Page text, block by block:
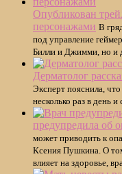
Опубликован
персонажами В
под управление
Билли и Джимми, но и
Дерматолог
Эксперт пояснила,
несколько раз в день и
предупредила об
может приводить к
Ксения Пушкина. О
влияет на здоровье,